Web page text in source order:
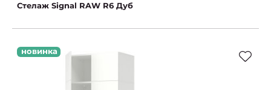
Стелаж Signal RAW R6 Дуб
новинка